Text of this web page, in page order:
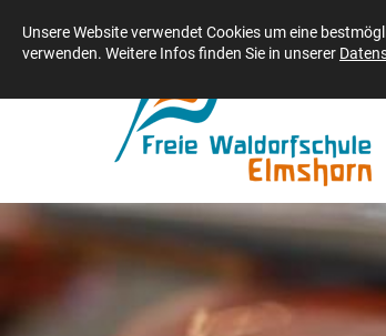
Unsere Website verwendet Cookies um eine
verwenden. Weitere Infos finden Sie in unserer